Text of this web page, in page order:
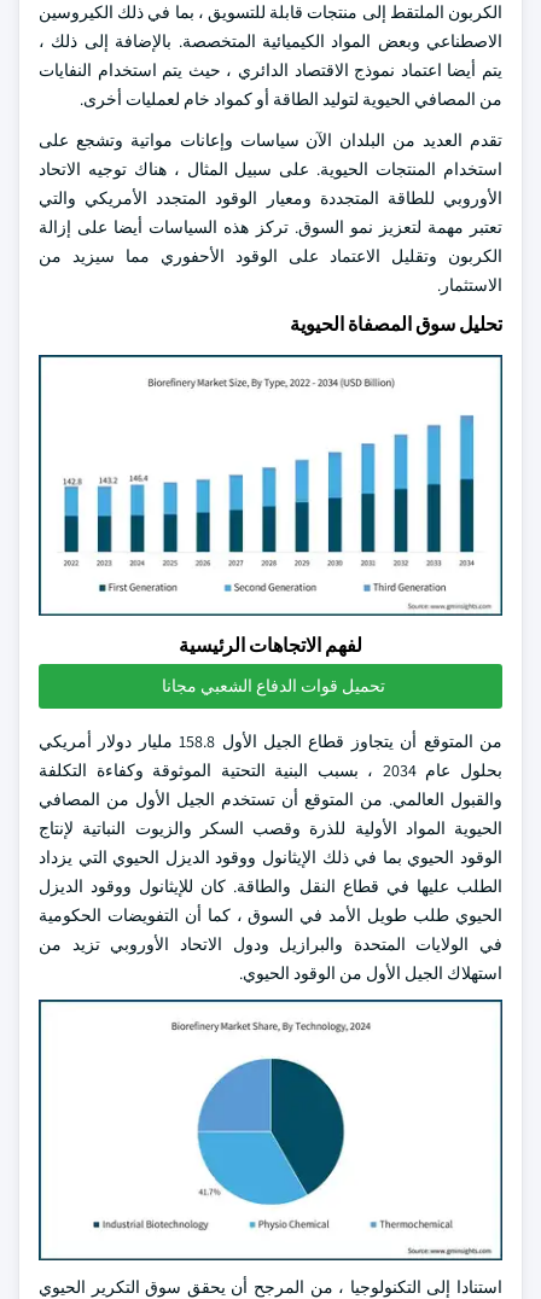
الكربون الملتقط إلى منتجات قابلة للتسويق ، بما في ذلك الكيروسين
الاصطناعي وبعض المواد الكيميائية المتخصصة. بالإضافة إلى ذلك ،
يتم أيضا اعتماد نموذج الاقتصاد الدائري ، حيث يتم استخدام النفايات
من المصافي الحيوية لتوليد الطاقة أو كمواد خام لعمليات أخرى.
تقدم العديد من البلدان الآن سياسات وإعانات مواتية وتشجع على
استخدام المنتجات الحيوية. على سبيل المثال ، هناك توجيه الاتحاد
الأوروبي للطاقة المتجددة ومعيار الوقود المتجدد الأمريكي والتي
تعتبر مهمة لتعزيز نمو السوق. تركز هذه السياسات أيضا على إزالة
الكربون وتقليل الاعتماد على الوقود الأحفوري مما سيزيد من
الاستثمار.
تحليل سوق المصفاة الحيوية
لفهم الاتجاهات الرئيسية
تحميل قوات الدفاع الشعبي مجانا
من المتوقع أن يتجاوز قطاع الجيل الأول 158.8 مليار دولار أمريكي
بحلول عام 2034 ، بسبب البنية التحتية الموثوقة وكفاءة التكلفة
والقبول العالمي. من المتوقع أن تستخدم الجيل الأول من المصافي
الحيوية المواد الأولية للذرة وقصب السكر والزيوت النباتية لإنتاج
الوقود الحيوي بما في ذلك الإيثانول ووقود الديزل الحيوي التي يزداد
الطلب عليها في قطاع النقل والطاقة. كان للإيثانول ووقود الديزل
الحيوي طلب طويل الأمد في السوق ، كما أن التفويضات الحكومية
في الولايات المتحدة والبرازيل ودول الاتحاد الأوروبي تزيد من
استهلاك الجيل الأول من الوقود الحيوي.
استنادا إلى التكنولوجيا ، من المرجح أن يحقق سوق التكرير الحيوي